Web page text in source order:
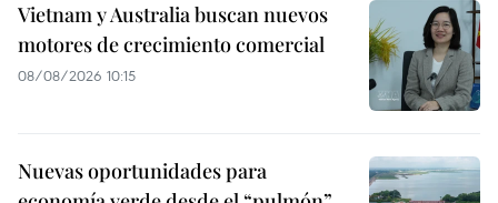
Vietnam y Australia buscan nuevos
motores de crecimiento comercial
08/08/2026 10:15
Nuevas oportunidades para